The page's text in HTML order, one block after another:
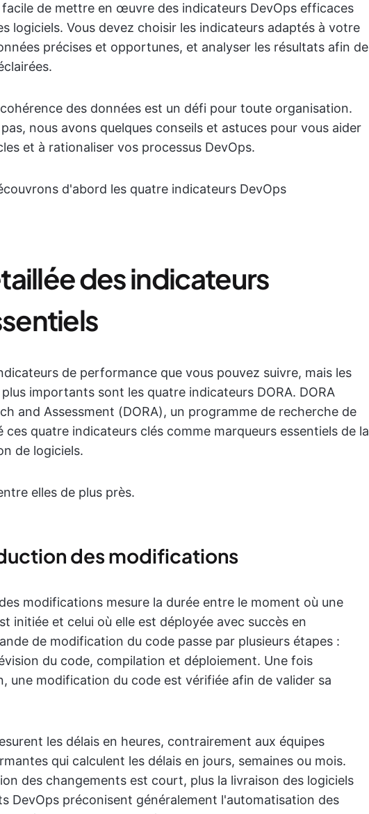
de mettre en œuvre des indicateurs DevOps efficaces
logiciels. Vous devez choisir les indicateurs adaptés à votre
précises et opportunes, et analyser les résultats afin de
des données est un défi pour toute organisation.
nous avons quelques conseils et astuces pour vous aider
et à rationaliser vos processus DevOps.
d'abord les quatre indicateurs DevOps
des indicateurs
de performance que vous pouvez suivre, mais les
importants sont les quatre indicateurs DORA. DORA
and Assessment (DORA), un programme de recherche de
ces quatre indicateurs clés comme marqueurs essentiels de la
de logiciels.
elles de plus près.
des modifications
modifications mesure la durée entre le moment où une
initiée et celui où elle est déployée avec succès en
de modification du code passe par plusieurs étapes :
du code, compilation et déploiement. Une fois
une modification du code est vérifiée afin de valider sa
les délais en heures, contrairement aux équipes
qui calculent les délais en jours, semaines ou mois.
des changements est court, plus la livraison des logiciels
DevOps préconisent généralement l'automatisation des